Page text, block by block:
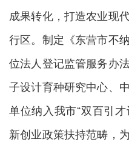
成果转化，打造农业现
行区。制定《东营市不
位法人登记监管服务办
子设计育种研究中心、
单位纳入我市“双百引
新创业政策扶持范畴，